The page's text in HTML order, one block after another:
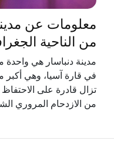
معلومات عن
من الناحية
مدينة دنباسار هي واحدة
في قارة آسيا، وهي أكبر
تزال قادرة على الاحتفاظ
من الازدحام المروري